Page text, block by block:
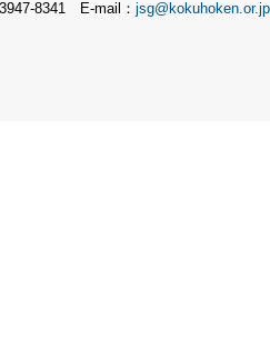
8341 E-mail： jsg@kokuhoken.or.jp